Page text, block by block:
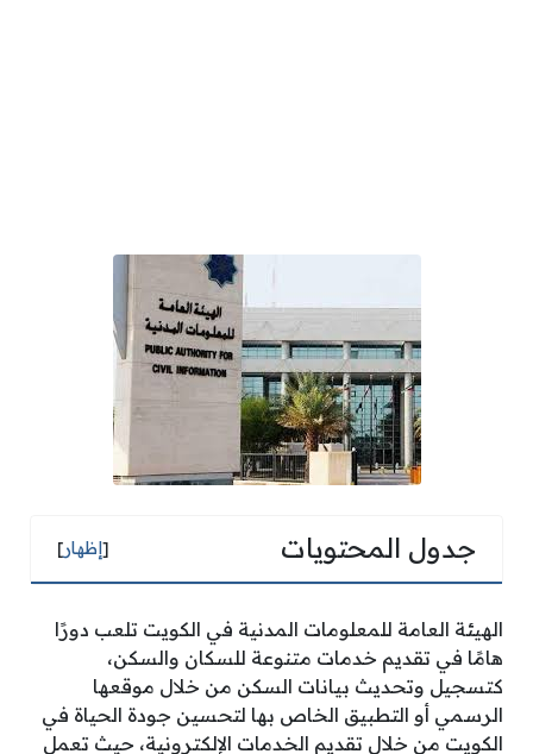
جدول المحتويات [إظهار]
الهيئة العامة للمعلومات المدنية في الكويت تلعب دورًا
هامًا في تقديم خدمات متنوعة للسكان والسكن،
كتسجيل وتحديث بيانات السكن من خلال موقعها
الرسمي أو التطبيق الخاص بها لتحسين جودة الحياة في
الكويت من خلال تقديم الخدمات الإلكترونية، حيث تعمل